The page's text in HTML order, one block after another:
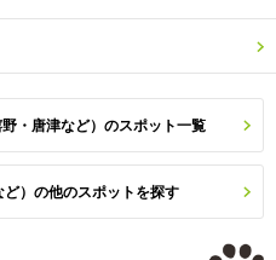
・唐津など）のスポット一覧
）の他のスポットを探す